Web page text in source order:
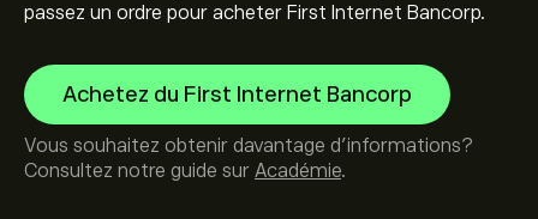
passez un ordre pour acheter First Internet Bancorp.
Achetez du First Internet Bancorp
Vous souhaitez obtenir davantage d'informations?
Consultez notre guide sur Académie.